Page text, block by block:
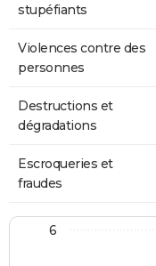
stupéfiants
Violences contre des
personnes
Destructions et
dégradations
Escroqueries et
fraudes
6